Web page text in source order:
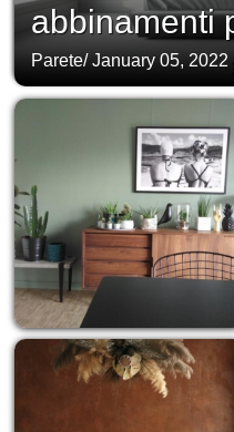
abbinamenti
Parete/January 05, 2022